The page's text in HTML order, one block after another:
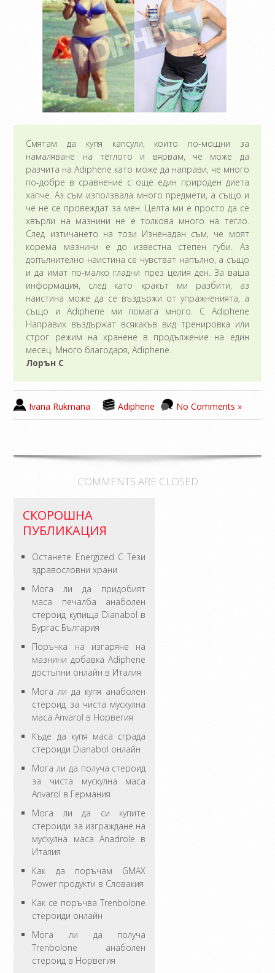
Смятам да купя капсули, които по-мощни за
намаляване на теглото и вярвам, че може да
разчита на Adiphene като може да направи, че много
по-добре в сравнение с още един природен диета
хапче. Аз съм използвала много предмети, а също и
че не се провеждат за мен. Целта ми е просто да се
хвърли на мазнини не е толкова много на тегло.
След изтичането на този Изненадан съм, че моят
корема мазнини е до известна степен губи. Аз
допълнително наистина се чувстват напълно, а също
и да имат по-малко гладни през целия ден. За ваша
информация, след като кракът ми разбити, аз
наистина може да се въздържи от упражненията, а
също и Adiphene ми помага много. С Adiphene
Направих въздържат всякакъв вид тренировка или
строг режим на хранене в продължение на един
месец. Много благодаря, Adiphene.
Лорън C
Ivana Rukmana Adiphene No Comments »
COMMENTS ARE CLOSED
СКОРОШНА
ПУБЛИКАЦИЯ
Останете Energized С Тези
здравословни храни
Мога ли да придобият
маса печалба анаболен
стероид купища Dianabol в
Бургас България
Поръчка на изгаряне на
мазнини добавка Adiphene
достъпни онлайн в Италия
Мога ли да купя анаболен
стероид за чиста мускулна
маса Anvarol в Норвегия
Къде да купя маса сграда
стероиди Dianabol онлайн
Мога ли да получа стероид
за чиста мускулна маса
Anvarol в Германия
Мога ли да си купите
стероиди за изграждане на
мускулна маса Anadrole в
Италия
Как да поръчам GMAX
Power продукти в Словакия
Как се поръчва Trenbolone
стероиди онлайн
Мога ли да получа
Trenbolone анаболен
стероид в Норвегия